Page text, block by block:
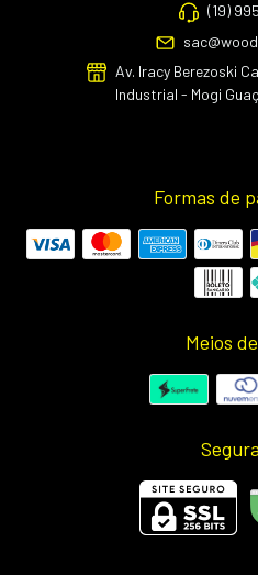
(19)
Av. Iracy Berezoski
Industrial - Mogi
Formas de
Meios